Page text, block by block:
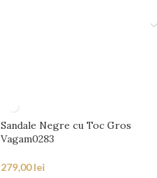
Sandale Negre cu Toc Gros
Vagam0283
279,00lei